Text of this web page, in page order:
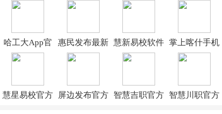
哈工大App官
方下载v7.36.9
惠民发布最新
版v1.0.0
慧新易校软件
下载v2.3.22
掌上喀什手机
版v1.0.0
慧星易校官方 屏边发布官方 智慧吉职官方 智慧川职官方